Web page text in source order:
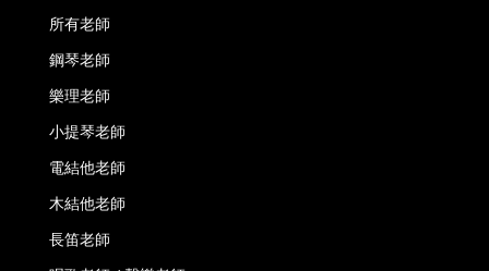
所有老師
鋼琴老師
樂理老師
小提琴老師
電結他老師
木結他老師
長笛老師